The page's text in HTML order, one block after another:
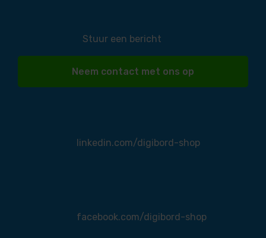
Stuur een bericht
Neem contact met ons op
linkedin.com/digibord-shop
facebook.com/digibord-shop